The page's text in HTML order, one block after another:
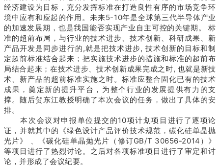
经济建设为目标，充分发挥标准在打造良性有序的市场竞争环
境中应有和应起的作用。未来5-10年是全球第三代半导体产业
的加速发展期，也是我国能否实现产业自主可控的关键期。
标
准的超前布局，与行业的技术进步、技术创新、科研成果、新
产品开发是同步进行的,就是把技术进步, 技术创新的目标和制
定超前标准结合起来； 把实施技术进步的措施和标准的超前布
局结合起来； 在技术进步、技术创新成果完成之时, 也就是新技
术、新产品的超前标准实施之时。标准应整合固化已有的技术
成果，奠定新的提升平台，为整个行业的发展提供有力的支
撑。 随后贺东江教授明确了本次会议的任务，做出了具体的安
排。
本次会议对申报单位提交的10项计划项目进行了逐项论
证，并就其中的《绿色设计产品评价技术规范，碳化硅单晶抛
光片》 、《碳化硅单晶抛光片（修订GB/T 30656-2014）》
等项目进行了热烈讨论。 之后对各项标准项目进行了审定和讨
论，并形成了会议纪要。